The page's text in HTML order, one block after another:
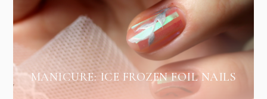
MANICURE: ICE FROZEN FOIL NAILS